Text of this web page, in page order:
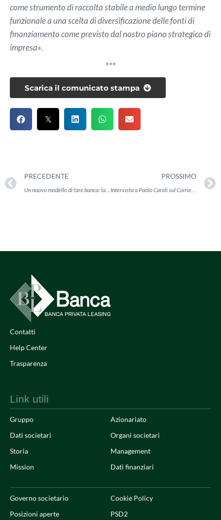
come strumento di raccolta stabile a medio lungo termine
funzionale a una scelta di diversificazione delle fonti di
finanziamento come previsto dal nostro piano strategico di
impresa».
***
Scarica il comunicato stampa
PRECEDENTE
Un nuovo modello di fare banca: la Teal Organization
PROSSIMO
Intervista a Paolo Caroli sul Corriere della Sera
Contatti
Help Center
Trasparenza
Link utili
Gruppo
Dati societari
Storia
Mission
Azionariato
Organi societari
Management
Dati finanziari
Governo societario
Posizioni aperte
Cookie Policy
PSD2